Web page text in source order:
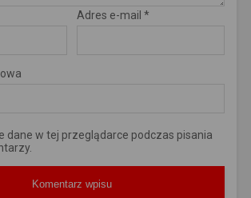
Adres e-mail *
dane w tej przeglądarce podczas pisania